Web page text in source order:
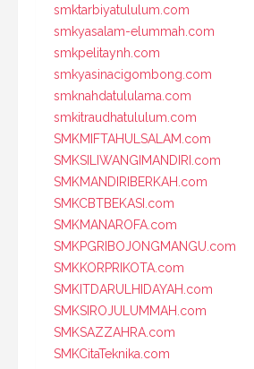
smktarbiyatululum.com
smkyasalam-elummah.com
smkpelitaynh.com
smkyasinacigombong.com
smknahdatululama.com
smkitraudhatululum.com
SMKMIFTAHULSALAM.com
SMKSILIWANGIMANDIRI.com
SMKMANDIRIBERKAH.com
SMKCBTBEKASI.com
SMKMANAROFA.com
SMKPGRIBOJONGMANGU.com
SMKKORPRIKOTA.com
SMKITDARULHIDAYAH.com
SMKSIROJULUMMAH.com
SMKSAZZAHRA.com
SMKCitaTeknika.com